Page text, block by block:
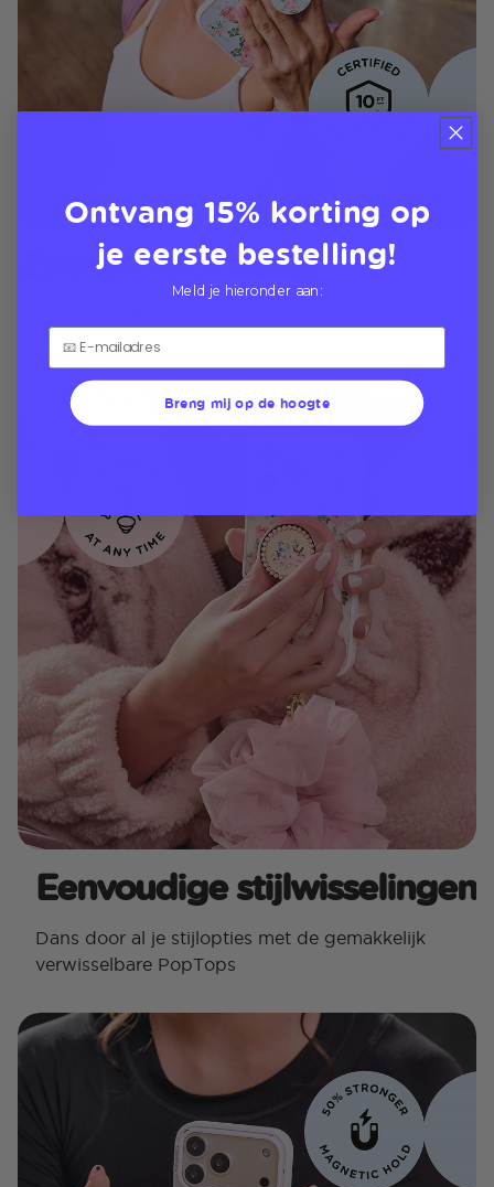
Zoet en toch veilig
je Phone overal
Eenvoudige stijlwisselingen
Dans door al je stijlopties met de gemakkelijk
verwisselbare PopTops
Ontvang 15% korting op
je eerste bestelling!
Meld je hieronder aan:
Breng mij op de hoogte